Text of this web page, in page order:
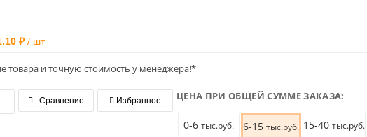
₽/ шт
товара и точную стоимость у менеджера!*
Сравнение Избранное ЦЕНА ПРИ ОБЩЕЙ СУММЕ ЗАКАЗА:
0-6 тыс.руб. 6-15 тыс.руб. 15-40 тыс.руб.